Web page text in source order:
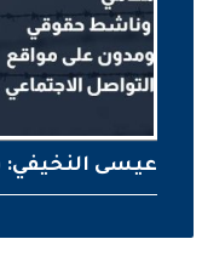
عيسى